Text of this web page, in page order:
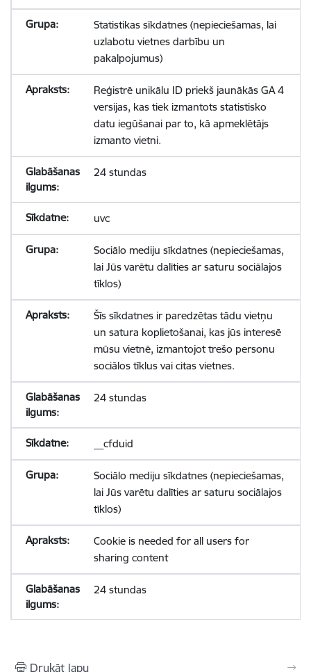
Statistikas sīkdatnes (nepieciešamas, lai
uzlabotu vietnes darbību un
pakalpojumus)
Reģistrē unikālu ID priekš jaunākās GA 4
versijas, kas tiek izmantots statistisko
datu iegūšanai par to, kā apmeklētājs
izmanto vietni.
24 stundas
uvc
Sociālo mediju sīkdatnes (nepieciešamas,
lai Jūs varētu dalīties ar saturu sociālajos
tīklos)
Šīs sīkdatnes ir paredzētas tādu vietņu
un satura koplietošanai, kas jūs interesē
mūsu vietnē, izmantojot trešo personu
sociālos tīklus vai citas vietnes.
24 stundas
__cfduid
Sociālo mediju sīkdatnes (nepieciešamas,
lai Jūs varētu dalīties ar saturu sociālajos
tīklos)
Cookie is needed for all users for
sharing content
24 stundas
Drukāt lapu